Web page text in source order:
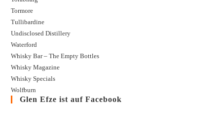
Tormore
Tullibardine
Undisclosed Distillery
Waterford
Whisky Bar – The Empty Bottles
Whisky Magazine
Whisky Specials
Wolfburn
Glen Efze ist auf Facebook